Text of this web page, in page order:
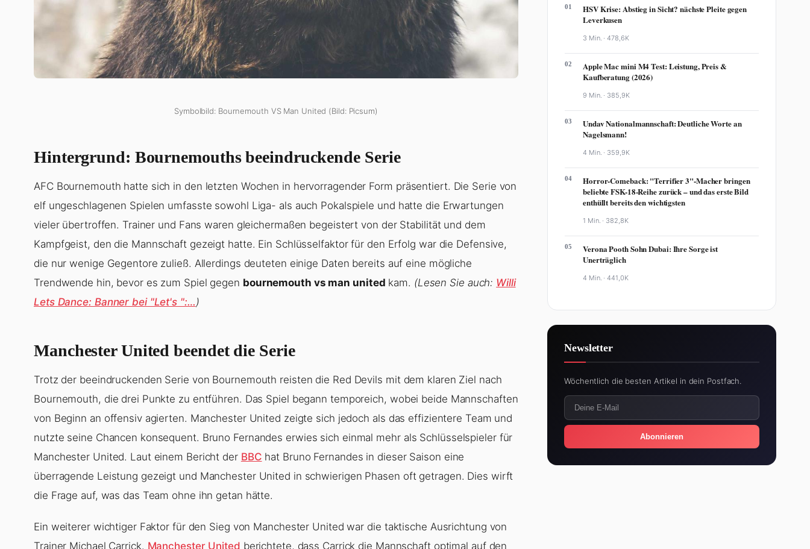
Symbolbild: Bournemouth VS Man United (Bild: Picsum)
Hintergrund: Bournemouths beeindruckende Serie
AFC Bournemouth hatte sich in den letzten Wochen in hervorragender Form präsentiert. Die Serie von
elf ungeschlagenen Spielen umfasste sowohl Liga- als auch Pokalspiele und hatte die Erwartungen
vieler übertroffen. Trainer und Fans waren gleichermaßen begeistert von der Stabilität und dem
Kampfgeist, den die Mannschaft gezeigt hatte. Ein Schlüsselfaktor für den Erfolg war die Defensive,
die nur wenige Gegentore zuließ. Allerdings deuteten einige Daten bereits auf eine mögliche
Trendwende hin, bevor es zum Spiel gegen bournemouth vs man united kam. (Lesen Sie auch: Willi
Lets Dance: Banner bei "Let's ":… )
Manchester United beendet die Serie
Trotz der beeindruckenden Serie von Bournemouth reisten die Red Devils mit dem klaren Ziel nach
Bournemouth, die drei Punkte zu entführen. Das Spiel begann temporeich, wobei beide Mannschaften
von Beginn an offensiv agierten. Manchester United zeigte sich jedoch als das effizientere Team und
nutzte seine Chancen konsequent. Bruno Fernandes erwies sich einmal mehr als Schlüsselspieler für
Manchester United. Laut einem Bericht der BBC hat Bruno Fernandes in dieser Saison eine
überragende Leistung gezeigt und Manchester United in schwierigen Phasen oft getragen. Dies wirft
die Frage auf, was das Team ohne ihn getan hätte.
Ein weiterer wichtiger Faktor für den Sieg von Manchester United war die taktische Ausrichtung von
Trainer Michael Carrick. Manchester United berichtete, dass Carrick die Mannschaft optimal auf den
01
HSV Krise: Abstieg in Sicht? nächste Pleite gegen
Leverkusen
3 Min. ·478,6K
02
Apple Mac mini M4 Test: Leistung, Preis &
Kaufberatung (2026)
9 Min. · 385,9K
03
Undav Nationalmannschaft: Deutliche Worte an
Nagelsmann!
4 Min. · 359,9K
04
Horror-Comeback: "Terrifier 3"-Macher bringen
beliebte FSK-18-Reihe zurück – und das erste Bild
enthüllt bereits den wichtigsten
1 Min. · 382,8K
05
Verona Pooth Sohn Dubai: Ihre Sorge ist
Unerträglich
4 Min. ·441,0K
Newsletter
Wöchentlich die besten Artikel in dein Postfach.
Abonnieren